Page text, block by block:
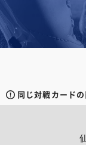
同じ対戦カード